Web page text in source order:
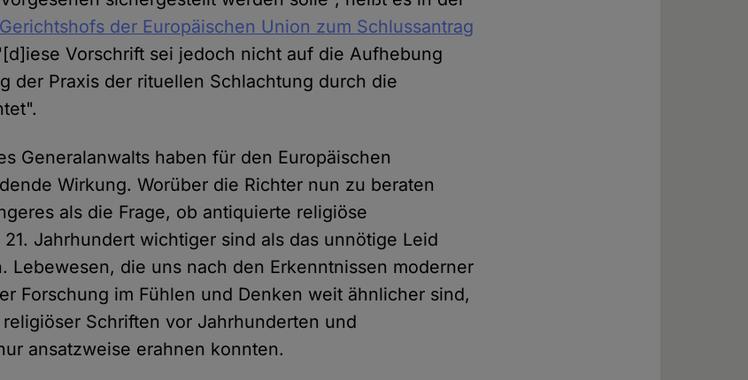
der Europäischen Union zum Schlussantrag
Vorschrift sei jedoch nicht auf die Aufhebung
der Praxis der rituellen Schlachtung durch die
Generalanwalts haben für den Europäischen
Wirkung. Worüber die Richter nun zu beraten
als die Frage, ob antiquierte religiöse
Jahrhundert wichtiger sind als das unnötige Leid
Lebewesen, die uns nach den Erkenntnissen moderner
Forschung im Fühlen und Denken weit ähnlicher sind,
Schriften vor Jahrhunderten und
ansatzweise erahnen konnten.